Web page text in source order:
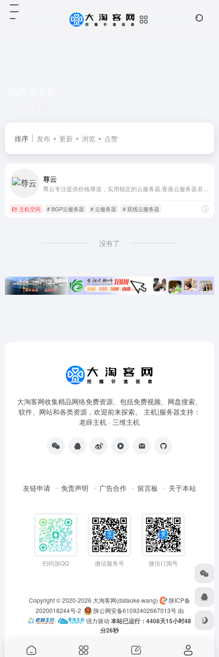
排序 发布 更新 浏览 点赞
尊云
主机空间 # BGP云服务器 # 云服务器 # 双线云服务器
没有了
大淘客网收集精品网络免费资源、包括免费视频、网盘搜索、
软件、网站和各类资源，欢迎前来探索。 主机|服务器支持：
老薛主机 · 三维主机
友链申请 免责声明 广告合作 留言板 关于本站
扫码加QQ 微信服务号 微信订阅号
Copyright © 2020-2026 大淘客网(dataoke.wang)
陕ICP备
2020018244号-2
陕公网安备61092402667013号由
·
强力驱动 本站已运行：4408天15小时48
分26秒